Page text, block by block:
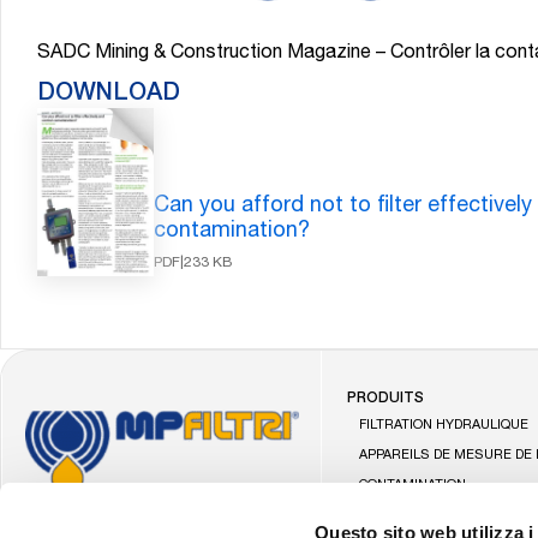
Questo sito web utilizza i
SADC Mining & Construction Magazine – Contrôler la
DOWNLOAD
Can you afford not to filter effectively
contamination?
PDF |233 KB
Allez
à
PRODUITS
FILTRATION HYDRAULIQUE
APPAREILS DE MESURE DE
CONTAMINATION